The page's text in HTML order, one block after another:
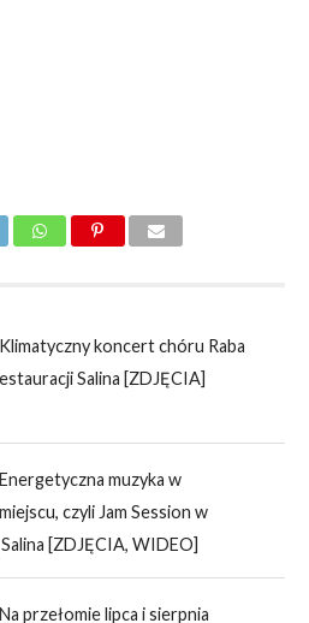
koncert chóru Raba
Salina [ZDJĘCIA]
muzyka w
czyli Jam Session w
[ZDJĘCIA, WIDEO]
przełomie lipca i sierpnia